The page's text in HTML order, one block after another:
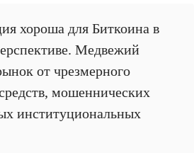
хороша для Биткоина в
Медвежий
от чрезмерного
мошеннических
институциональных